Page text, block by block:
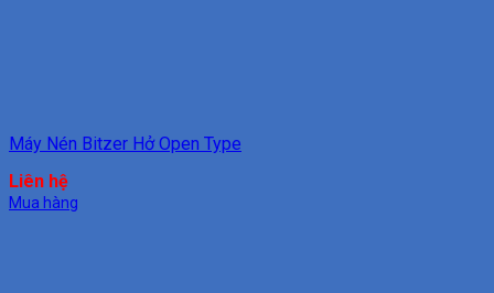
Máy Nén Bitzer Hở Open Type
Liên hệ
Mua hàng